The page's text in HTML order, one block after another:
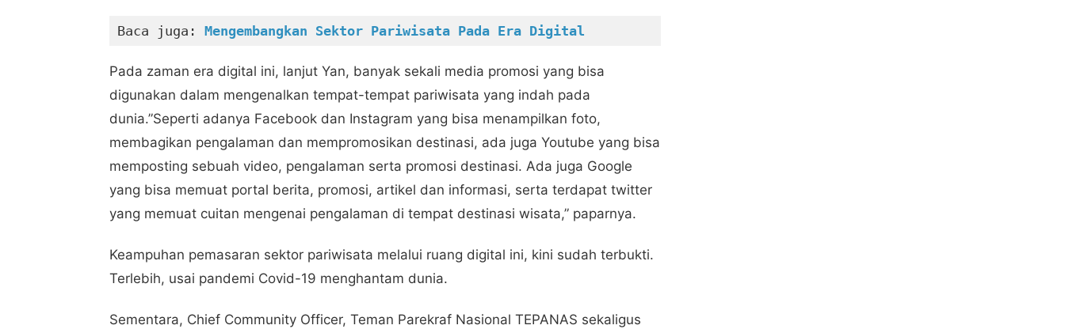
Baca juga: Mengembangkan Sektor Pariwisata Pada Era Digital
Pada zaman era digital ini, lanjut Yan, banyak sekali media promosi yang bisa
digunakan dalam mengenalkan tempat-tempat pariwisata yang indah pada
dunia.”Seperti adanya Facebook dan Instagram yang bisa menampilkan foto,
membagikan pengalaman dan mempromosikan destinasi, ada juga Youtube yang bisa
memposting sebuah video, pengalaman serta promosi destinasi. Ada juga Google
yang bisa memuat portal berita, promosi, artikel dan informasi, serta terdapat twitter
yang memuat cuitan mengenai pengalaman di tempat destinasi wisata,” paparnya.
Keampuhan pemasaran sektor pariwisata melalui ruang digital ini, kini sudah terbukti.
Terlebih, usai pandemi Covid-19 menghantam dunia.
Sementara, Chief Community Officer, Teman Parekraf Nasional TEPANAS sekaligus